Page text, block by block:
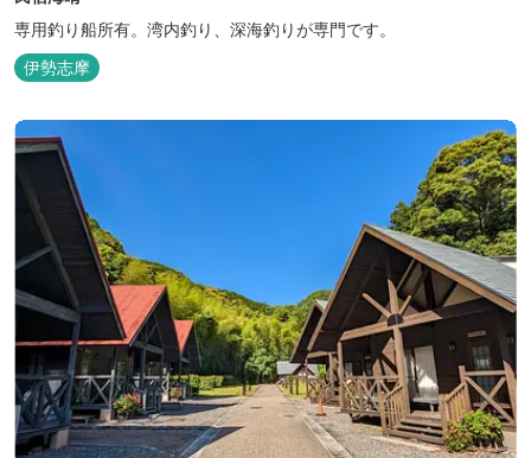
専用釣り船所有。湾内釣り、深海釣りが専門です。
伊勢志摩